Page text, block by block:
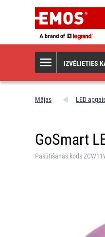
IZVĒLIETIES
Mājas LED
GoSmart
Pasūtīšanas kods